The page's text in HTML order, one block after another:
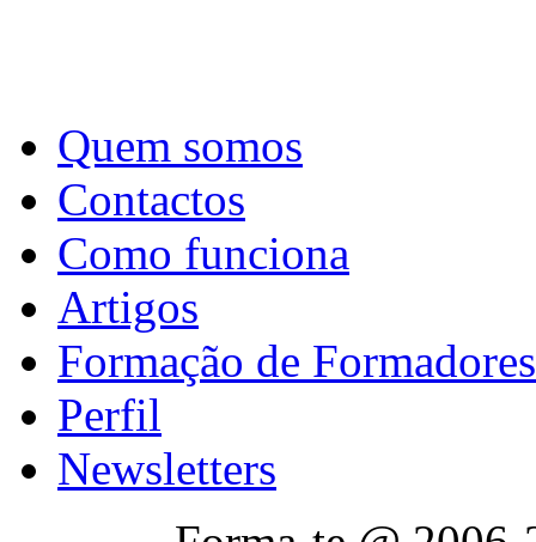
Quem somos
Contactos
Como funciona
Artigos
Formação de Formadores
Perfil
Newsletters